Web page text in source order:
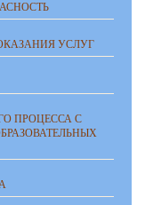
УСЛУГ
ПРОЦЕССА С